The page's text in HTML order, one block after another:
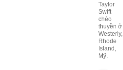
Taylor
Swift
chèo
thuyền ở
Westerly,
Rhode
Island,
Mỹ.